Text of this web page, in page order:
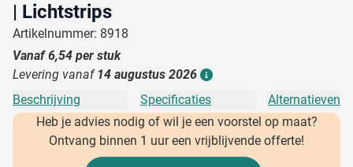
| Lichtstrips
Artikelnummer: 8918
Vanaf6,54 per stuk
Levering vanaf 14 augustus 2026
Beschrijving Specificaties
Alternatieven
Heb je advies nodig of wil je een voorstel op maat?
Ontvang binnen 1 uur een vrijblijvende offerte!